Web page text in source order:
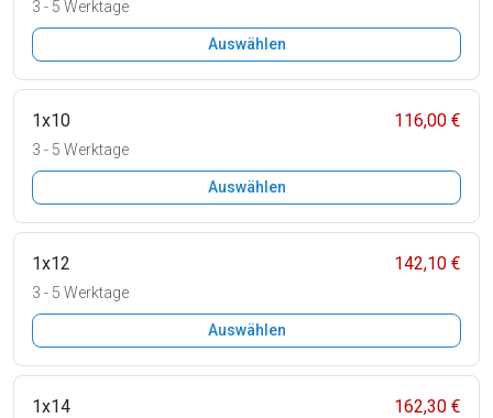
3 - 5 Werktage
Auswählen
1x10 116,00 €
3 - 5 Werktage
Auswählen
1x12 142,10 €
3 - 5 Werktage
Auswählen
1x14 162,30 €